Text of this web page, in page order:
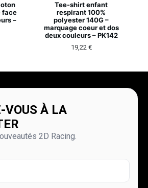
face
–
Tee-shirt enfant
respirant 100%
polyester 140G –
marquage coeur et dos
deux couleurs – PK142
19,22 €
VOUS À LA
2D Racing.